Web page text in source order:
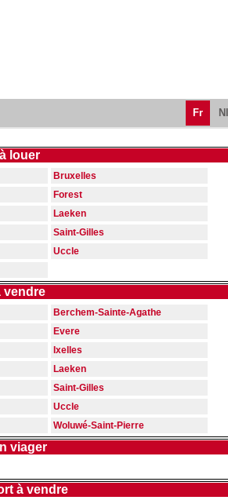
Fr Nl
louer
Bruxelles
Forest
Laeken
Saint-Gilles
Uccle
vendre
Berchem-Sainte-Agathe
Evere
Ixelles
Laeken
Saint-Gilles
Uccle
Woluwé-Saint-Pierre
viager
à vendre